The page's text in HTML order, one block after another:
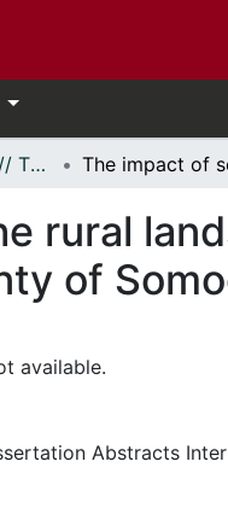
Thèses, 1910 - 2010 // Theses, 1910 - 2010
rural
of
available.
Abstracts